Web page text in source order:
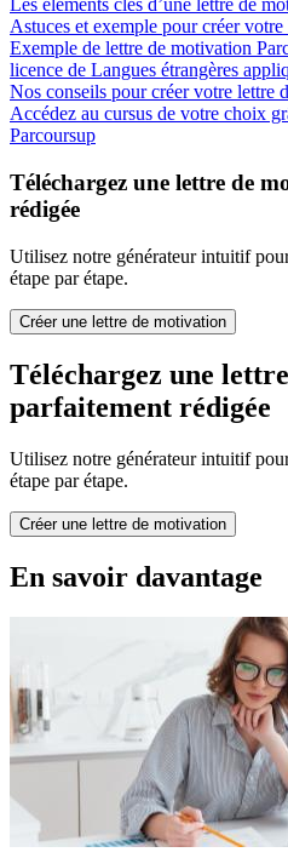
Les éléments clés d’une lettre de
Astuces et exemple pour créer
Exemple de lettre de motivation
licence de Langues étrangères
Nos conseils pour créer votre lettre
Accédez au cursus de votre choix
Parcoursup
Téléchargez une lettre de
rédigée
Utilisez notre générateur intuitif
étape par étape.
Créer une lettre de motivation
Téléchargez une
parfaitement rédigée
Utilisez notre générateur intuitif
étape par étape.
Créer une lettre de motivation
En savoir davantage